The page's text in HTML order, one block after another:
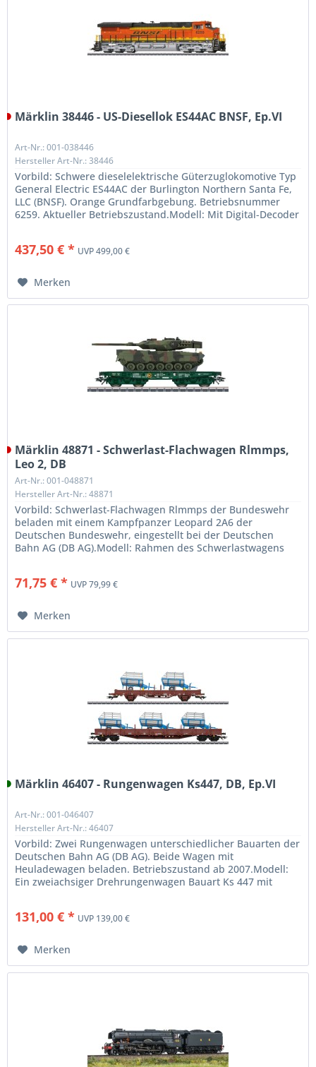
Märklin 38446 - US-Diesellok ES44AC BNSF, Ep.VI
Art-Nr.: 001-038446
Hersteller Art-Nr.: 38446
Vorbild: Schwere dieselelektrische Güterzuglokomotive Typ
General Electric ES44AC der Burlington Northern Santa Fe,
LLC (BNSF). Orange Grundfarbgebung. Betriebsnummer
6259. Aktueller Betriebszustand.Modell: Mit Digital-Decoder
437,50 € * UVP 499,00 €
Merken
Märklin 48871 - Schwerlast-Flachwagen Rlmmps,
Leo 2, DB
Art-Nr.: 001-048871
Hersteller Art-Nr.: 48871
Vorbild: Schwerlast-Flachwagen Rlmmps der Bundeswehr
beladen mit einem Kampfpanzer Leopard 2A6 der
Deutschen Bundeswehr, eingestellt bei der Deutschen
Bahn AG (DB AG).Modell: Rahmen des Schwerlastwagens
71,75 € * UVP 79,99 €
Merken
Märklin 46407 - Rungenwagen Ks447, DB, Ep.VI
Art-Nr.: 001-046407
Hersteller Art-Nr.: 46407
Vorbild: Zwei Rungenwagen unterschiedlicher Bauarten der
Deutschen Bahn AG (DB AG). Beide Wagen mit
Heuladewagen beladen. Betriebszustand ab 2007.Modell:
Ein zweiachsiger Drehrungenwagen Bauart Ks 447 mit
131,00 € * UVP 139,00 €
Merken